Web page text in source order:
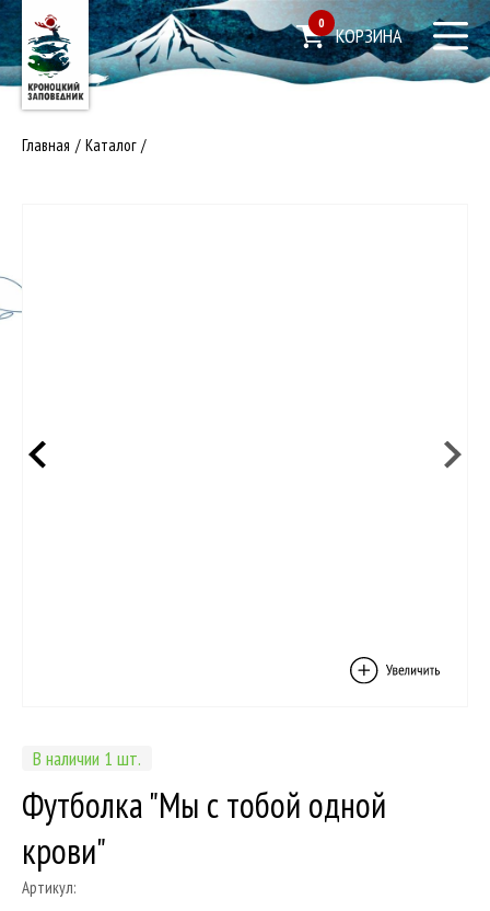
0
КОРЗИНА
Главная / Каталог /
В наличии 1 шт.
Футболка "Мы с тобой одной
крови"
Артикул: